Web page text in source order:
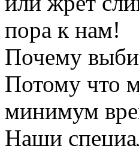
пора к нам!
Почему
Потому что
минимум
Наши